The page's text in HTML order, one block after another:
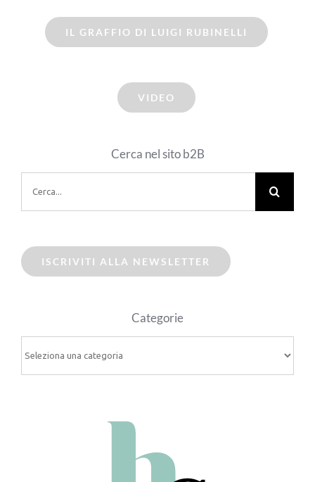
IL GRAFFIO DI LUIGI RUBINELLI
VIDEO
Cerca nel sito b2B
per:
ISCRIVITI ALLA NEWSLETTER
Categorie